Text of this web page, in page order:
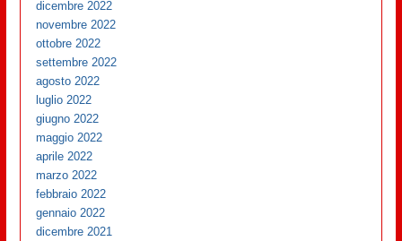
dicembre 2022
novembre 2022
ottobre 2022
settembre 2022
agosto 2022
luglio 2022
giugno 2022
maggio 2022
aprile 2022
marzo 2022
febbraio 2022
gennaio 2022
dicembre 2021